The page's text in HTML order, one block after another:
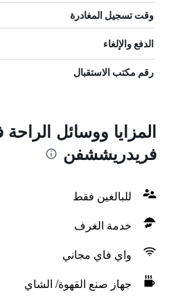
وقت تسجيل المغادرة
الدفع والإلغاء
رقم مكتب الاستقبال
المزايا ووسائل
فريدريششفن
للبالغين فقط
خدمة الغرف
واي فاي مجاني
جهاز صنع القهوة/ الشاي